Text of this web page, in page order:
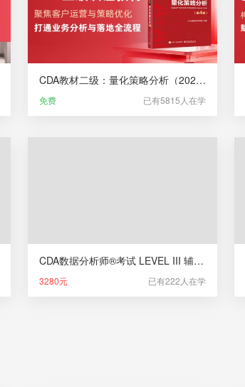
CDA教材二级：量化策略分析（2025）
免费 已有5815人在学
CDA数据分析师®考试 LEVEL III 辅导课（新版）
3280元 已有222人在学